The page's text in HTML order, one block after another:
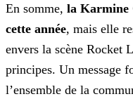
En somme, la Karmine
cette année, mais elle
envers la scène Rocket
principes. Un message
l’ensemble de la